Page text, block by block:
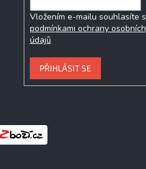
Vložením e-mailu souhlasíte s
podmínkami ochrany osobních
údajů
PŘIHLÁSIT SE